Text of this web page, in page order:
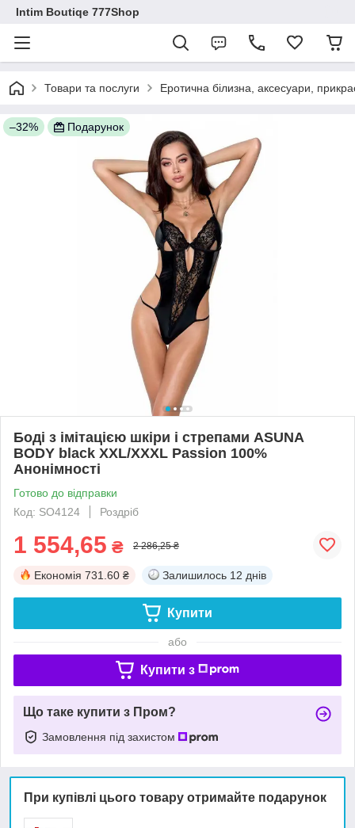
Intim Boutiqe 777Shop
Товари та послуги Еротична білизна, аксесуари,
–32% Подарунок
Боді з імітацією шкіри і стрепами ASUNA
BODY black XXL/XXXL Passion 100%
Анонімності
Готово до відправки
Код: SO4124
Роздріб
1 554,65 ₴ 2 286,25 ₴
Економія 731.60 ₴ Залишилось 12 днів
Купити
або
Купити з
Що таке купити з Пром?
Замовлення під захистом
При купівлі цього товару отримайте подарунок